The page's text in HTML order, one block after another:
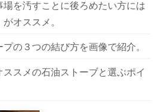
場を汚すことに後ろめたい方には
がオススメ。
の３つの結び方を画像で紹介。
スメの石油ストーブと選ぶポイ